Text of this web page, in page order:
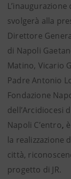
svolgerà alla
Direttore
di Napoli
Matino, Vicario
Padre Antonio
Fondazione
dell’Arcidiocesi
Napoli C’entro,
la realizzazione
città,
progetto di JR.